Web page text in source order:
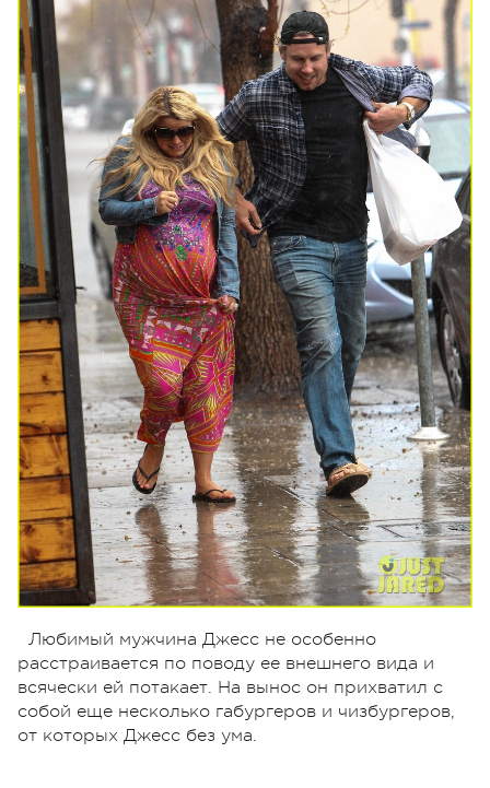
Любимый мужчина Джесс не особенно
расстраивается по поводу ее внешнего вида и
всячески ей потакает. На вынос он прихватил с
собой еще несколько габургеров и чизбургеров,
от которых Джесс без ума.